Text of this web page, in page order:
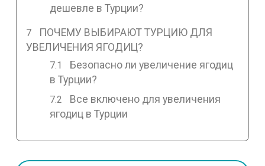
дешевле в Турции?
ПОЧЕМУ ВЫБИРАЮТ ТУРЦИЮ ДЛЯ
УВЕЛИЧЕНИЯ ЯГОДИЦ?
Безопасно ли увеличение ягодиц
в Турции?
Все включено для увеличения
ягодиц в Турции